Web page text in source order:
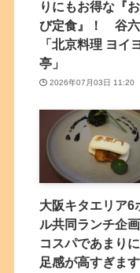
りにもお得な『
び定食』！ 谷
「北京料理 ヨイ
亭」
2026年07月03日 11:20
大阪キタエリア6
ル共同ランチ企
コスパであまり
足感が高すぎま